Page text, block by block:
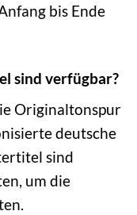
bis Ende
sind verfügbar?
Originaltonspur
deutsche
sind
um die